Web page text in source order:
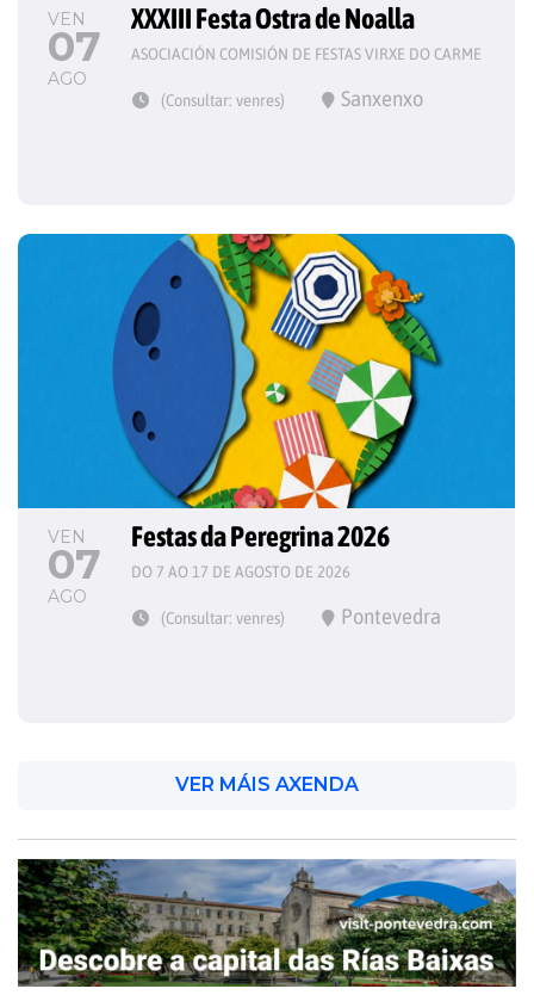
VEN
07
AGO
XXXIII Festa Ostra de Noalla
ASOCIACIÓN COMISIÓN DE FESTAS VIRXE DO CARME
(Consultar: venres) Sanxenxo
VEN
07
AGO
Festas da Peregrina 2026
DO 7 AO 17 DE AGOSTO DE 2026
(Consultar: venres) Pontevedra
VER MÁIS AXENDA